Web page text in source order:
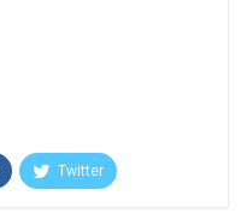
Twitter